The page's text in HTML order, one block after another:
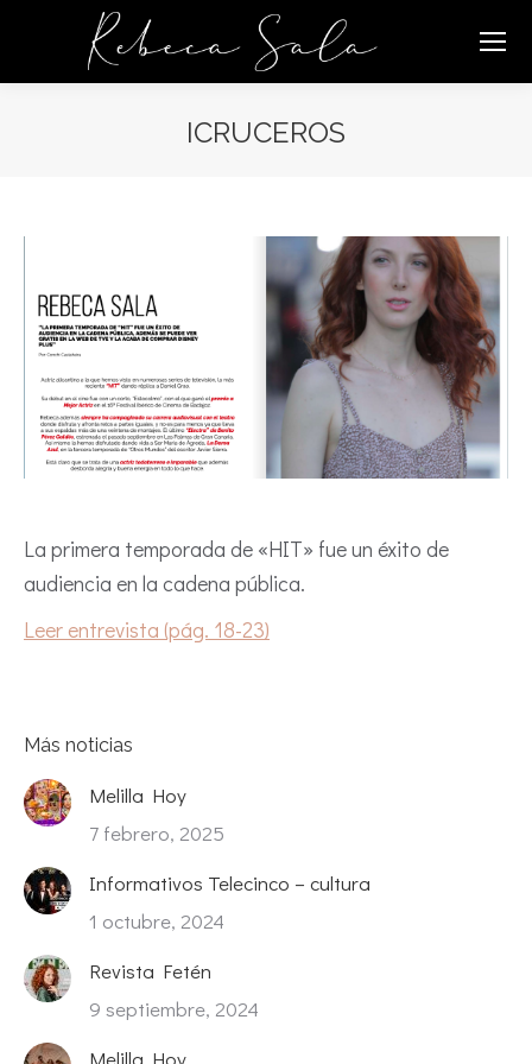
ICRUCEROS
La primera temporada de «HIT» fue un éxito de
audiencia en la cadena pública.
Leer entrevista (pág. 18-23)
Más noticias
Melilla Hoy
7 febrero, 2025
Informativos Telecinco – cultura
1 octubre, 2024
Revista Fetén
9 septiembre, 2024